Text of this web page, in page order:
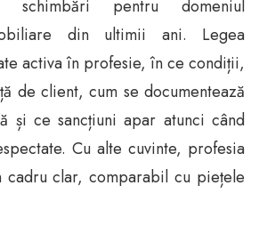
schimbări pentru domeniul
din ultimii ani. Legea
activa în profesie, în ce condiții,
de client, cum se documentează
și ce sancțiuni apar atunci când
Cu alte cuvinte, profesia
cadru clar, comparabil cu piețele